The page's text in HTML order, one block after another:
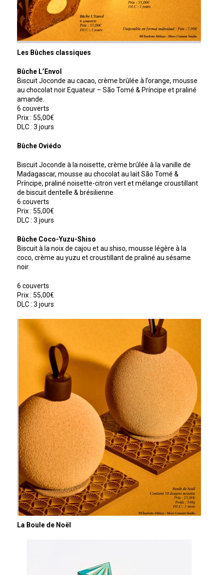
Les Bûches classiques
Bûche L’Envol
Biscuit Joconde au cacao, crème brûlée à l’orange, mousse
au chocolat noir Equateur – São Tomé & Príncipe et praliné
amande.
6 couverts
Prix : 55,00€
DLC : 3 jours
Bûche Oviédo
Biscuit Joconde à la noisette, crème brûlée à la vanille de
Madagascar, mousse au chocolat au lait São Tomé &
Príncipe, praliné noisette-citron vert et mélange croustillant
de biscuit dentelle & brésilienne
6 couverts
Prix : 55,00€
DLC : 3 jours
Bûche Coco-Yuzu-Shiso
Biscuit à la noix de cajou et au shiso, mousse légère à la
coco, crème au yuzu et croustillant de praliné au sésame
noir.
6 couverts
Prix : 55,00€
DLC : 3 jours
La Boule de Noël